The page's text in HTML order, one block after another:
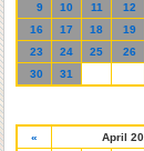
9
10 11 12
16
17 18 19
23
24 25 26
30
31
« April